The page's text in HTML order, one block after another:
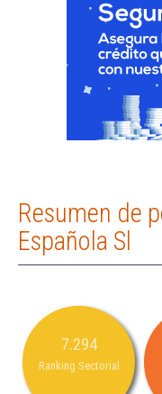
Resumen de
Española Sl
7.294
Ranking Sectorial